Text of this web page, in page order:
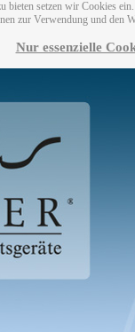
bieten setzen wir Cookies
zur Verwendung und den
Nur essenzielle